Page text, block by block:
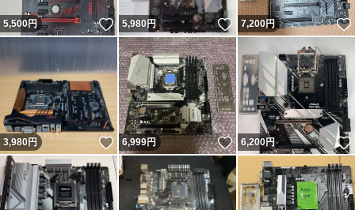
5,500円 いいね！
5,980円 いいね！
7,200円
3,980円 いいね！
6,999円 いいね！
6,200円